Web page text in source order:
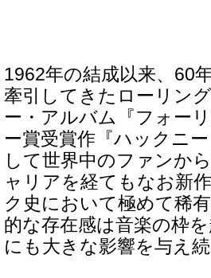
1962年の結成以来、60
牽引してきたローリン
ー・アルバム『フォー
ー賞受賞作『ハックニ
して世界中のファンか
ャリアを経てもなお新
ク史において極めて稀
的な存在感は音楽の枠
にも大きな影響を与え